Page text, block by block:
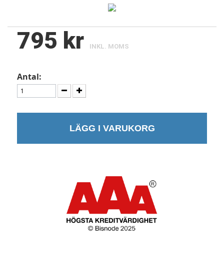
795 kr INKL. MOMS
Antal:
LÄGG I VARUKORG